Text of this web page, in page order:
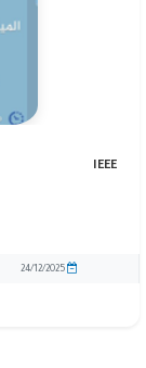
IEEE
24/12/2025